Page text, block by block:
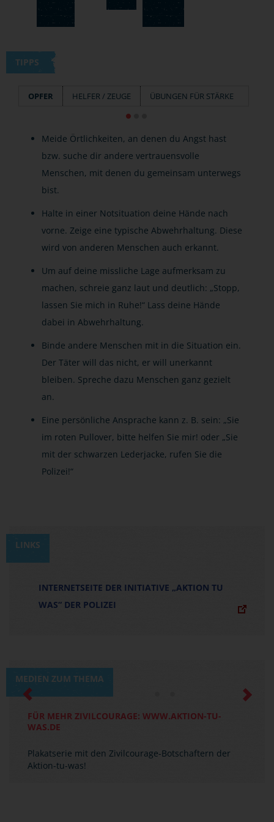
TIPPS
OPFER HELFER / ZEUGE ÜBUNGEN FÜR STÄRKE
Meide Örtlichkeiten, an denen du Angst hast
bzw. suche dir andere vertrauensvolle
Menschen, mit denen du gemeinsam unterwegs
bist.
Halte in einer Notsituation deine Hände nach
vorne. Zeige eine typische Abwehrhaltung. Diese
wird von anderen Menschen auch erkannt.
Um auf deine missliche Lage aufmerksam zu
machen, schreie ganz laut und deutlich: „Stopp,
lassen Sie mich in Ruhe!“ Lass deine Hände
dabei in Abwehrhaltung.
Binde andere Menschen mit in die Situation ein.
Der Täter will das nicht, er will unerkannt
bleiben. Spreche dazu Menschen ganz gezielt
an.
Eine persönliche Ansprache kann z. B. sein: „Sie
im roten Pullover, bitte helfen Sie mir! oder „Sie
mit der schwarzen Lederjacke, rufen Sie die
Polizei!“
LINKS
INTERNETSEITE DER INITIATIVE „AKTION TU
WAS“ DER POLIZEI
MEDIEN ZUM THEMA
FÜR MEHR ZIVILCOURAGE: WWW.AKTION-TU-
WAS.DE
Plakatserie mit den Zivilcourage-Botschaftern der
Aktion-tu-was!
Previous Next